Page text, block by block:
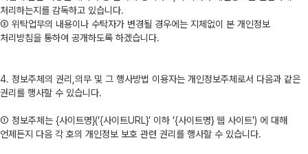
처리하는지를 감독하고 있습니다.
③ 위탁업무의 내용이나 수탁자가 변경될 경우에는 지체없이 본 개인정보
처리방침을 통하여 공개하도록 하겠습니다.
4. 정보주체의 권리,의무 및 그 행사방법 이용자는 개인정보주체로서 다음과 같은
권리를 행사할 수 있습니다.
① 정보주체는 {사이트명}(‘{사이트URL}’ 이하 ‘{사이트명} 웹 사이트') 에 대해
언제든지 다음 각 호의 개인정보 보호 관련 권리를 행사할 수 있습니다.